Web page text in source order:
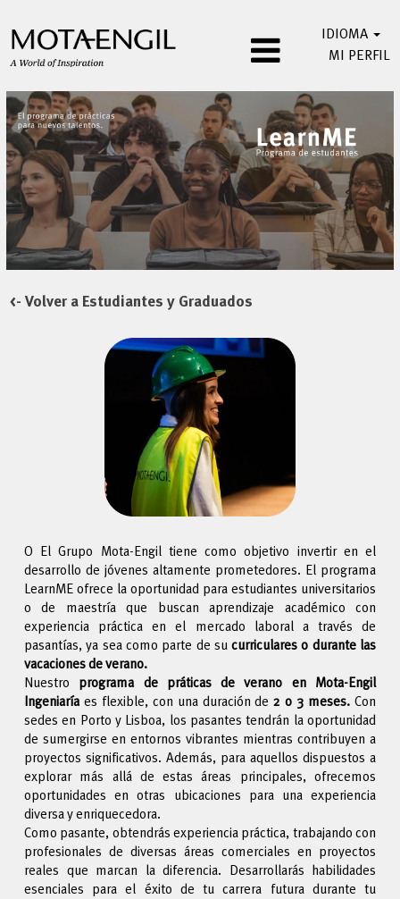
IDIOMA
MI PERFIL
<- Volver a Estudiantes y Graduados
O El Grupo Mota-Engil tiene como objetivo invertir en el
desarrollo de jóvenes altamente prometedores. El programa
LearnME ofrece la oportunidad para estudiantes universitarios
o de maestría que buscan aprendizaje académico con
experiencia práctica en el mercado laboral a través de
pasantías, ya sea como parte de sucurriculares o durante las
vacaciones de verano.
Nuestro programa de práticas de verano en Mota-Engil
Ingeniaríaes flexible, con una duración de2 o 3 meses. Con
sedes en Porto y Lisboa, los pasantes tendrán la oportunidad
de sumergirse en entornos vibrantes mientras contribuyen a
proyectos significativos. Además, para aquellos dispuestos a
explorar más allá de estas áreas principales, ofrecemos
oportunidades en otras ubicaciones para una experiencia
diversa y enriquecedora.
Como pasante, obtendrás experiencia práctica, trabajando con
profesionales de diversas áreas comerciales en proyectos
reales que marcan la diferencia. Desarrollarás habilidades
esenciales para el éxito de tu carrera futura durante tu